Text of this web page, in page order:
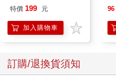
特價 199 元
加入購物車
96
訂購/退換貨須知